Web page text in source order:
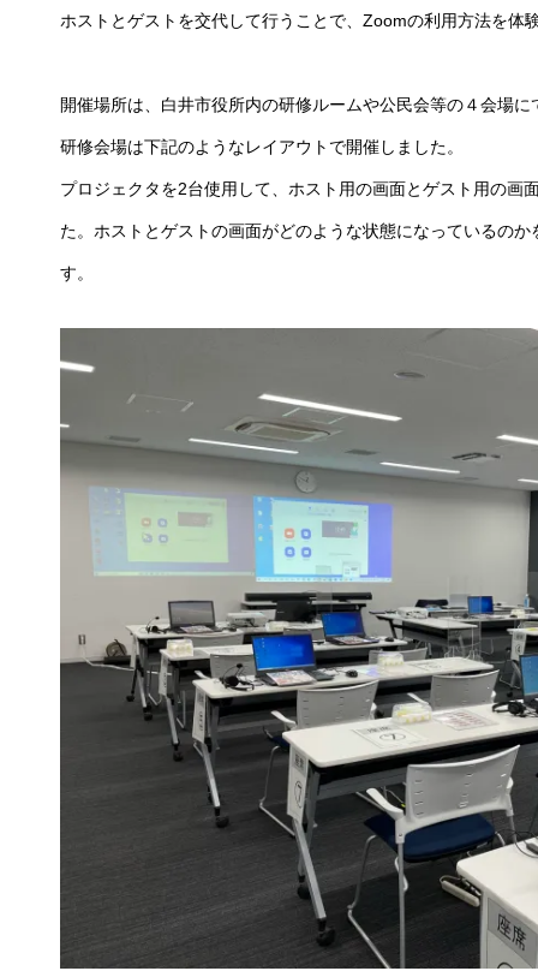
ホストとゲストを交代して行うことで、Zoomの利用方法を体
開催場所は、白井市役所内の研修ルームや公民会等の４会場に
研修会場は下記のようなレイアウトで開催しました。
プロジェクタを2台使用して、ホスト用の画面とゲスト用の画
た。ホストとゲストの画面がどのような状態になっているの
す。